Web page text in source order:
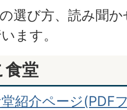
選び方、読み聞
ます。
食堂
紹介ページ(PDF